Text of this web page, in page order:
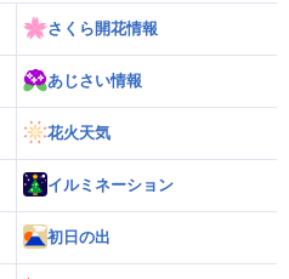
さくら開花情報
あじさい情報
花火天気
イルミネーション
初日の出